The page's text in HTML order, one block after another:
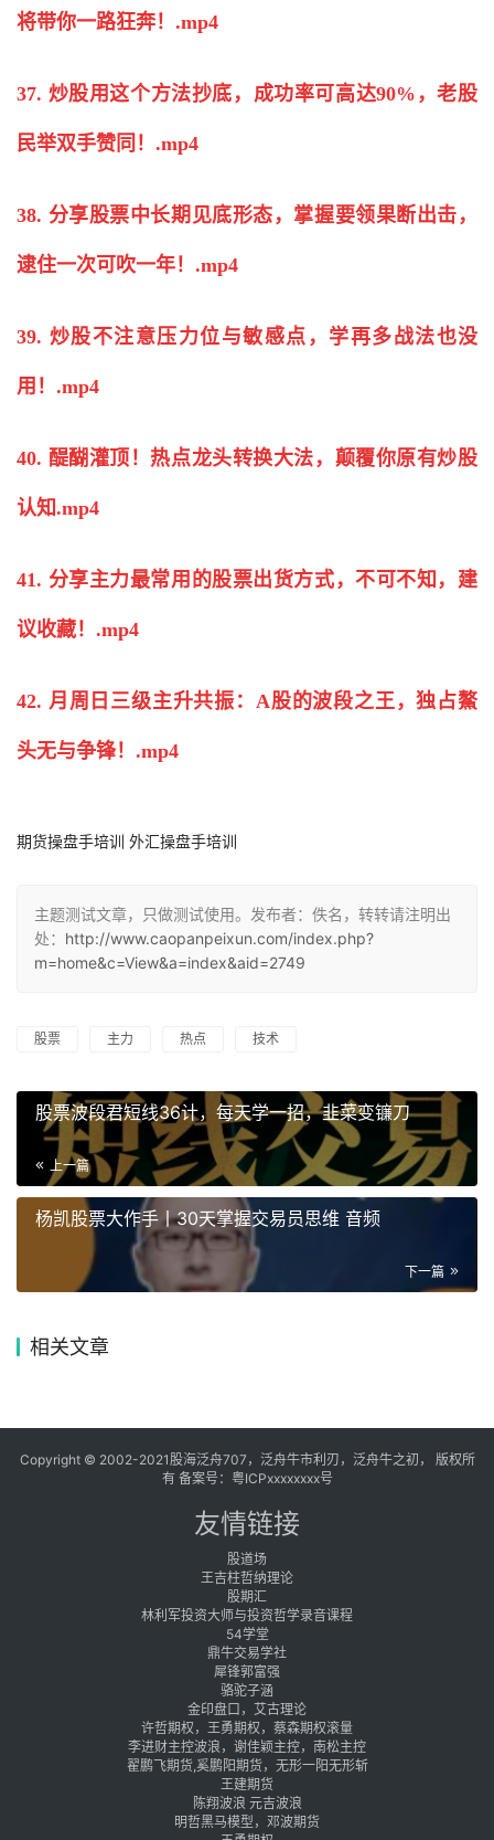
将带你一路狂奔！.mp4
37. 炒股用这个方法抄底，成功率可高达90%，老股
民举双手赞同！.mp4
38. 分享股票中长期见底形态，掌握要领果断出击，
逮住一次可吹一年！.mp4
39. 炒股不注意压力位与敏感点，学再多战法也没
用！.mp4
40. 醍醐灌顶！热点龙头转换大法，颠覆你原有炒股
认知.mp4
41. 分享主力最常用的股票出货方式，不可不知，建
议收藏！.mp4
42. 月周日三级主升共振：A股的波段之王，独占鰲
头无与争锋！.mp4
期货操盘手培训 外汇操盘手培训
主题测试文章，只做测试使用。发布者：佚名，转转请注明出
处： http://www.caopanpeixun.com/index.php?
m=home&c=View&a=index&aid=2749
股票 主力 热点 技术
股票波段君短线36计，每天学一招，韭菜变镰刀
上一篇
杨凯股票大作手丨30天掌握交易员思维 音频
下一篇
相关文章
Copyright © 2002-2021股海泛舟707，泛舟牛市利刃，泛舟牛之初， 版权所
有 备案号： 粤ICPxxxxxxxx号
友情链接
股道场
王吉柱哲纳理论
股期汇
林利军投资大师与投资哲学录音课程
54学堂
鼎牛交易学社
犀锋郭富强
骆驼子涵
金印盘口，艾古理论
许哲期权，王勇期权，蔡森期权滚量
李进财主控波浪，谢佳颖主控，南松主控
翟鹏飞期货,奚鹏阳期货，无形一阳无形斩
王建期货
陈翔波浪 元吉波浪
明哲黑马模型，邓波期货